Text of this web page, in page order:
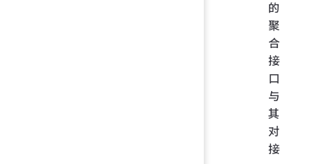
的
聚
合
接
口
与
其
对
接